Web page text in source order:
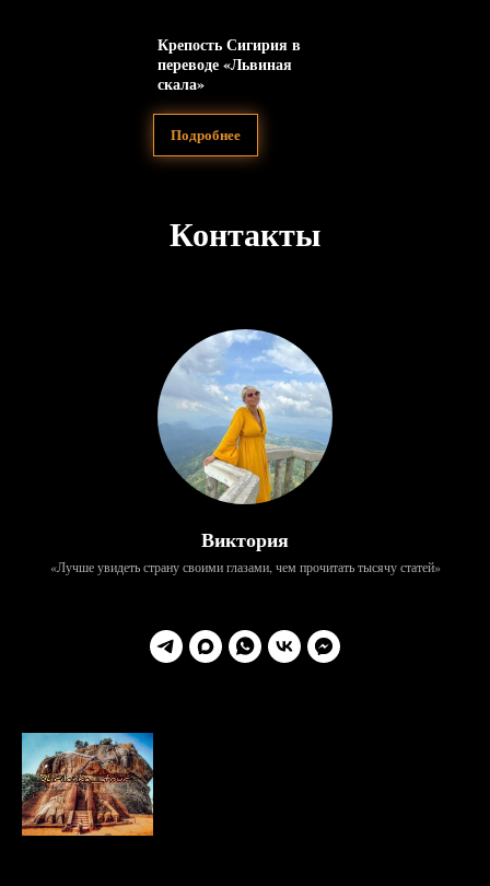
Крепость Сигирия в
переводе «Львиная
скала»
Подробнее
Контакты
Виктория
«Лучше увидеть страну своими глазами, чем прочитать тысячу статей»